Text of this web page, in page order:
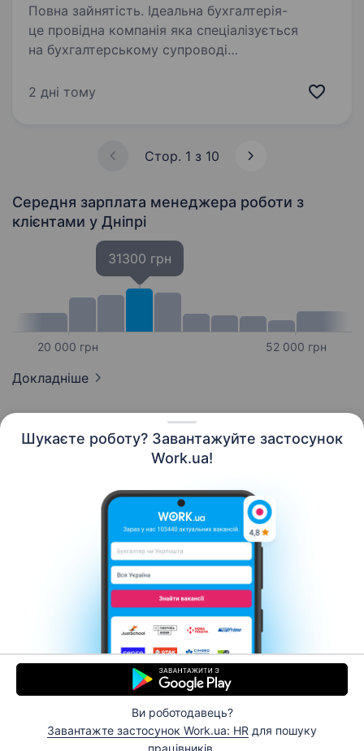
Шукаєте роботу? Завантажуйте застосунок
Work.ua!
Ви роботодавець?
Завантажте застосунок Work.ua: HR для пошуку
працівників.
Повна зайнятість. Ідеальна бухгалтерія-
це провідна компанія яка спеціалізується
на бухгалтерському супроводі
та розвиваємось тому запрошуємо в свою
2 дні тому
Стор. 1 з 10
Середня зарплата менеджера роботи з
клієнтами у Дніпрі
20 000 грн
31300 грн
52 000 грн
Докладніше
Контакти Про нас
Кар’єра
Допомога Умови використання
© 2006–2026 Work.ua. Сервіс пошуку роботи №1 в